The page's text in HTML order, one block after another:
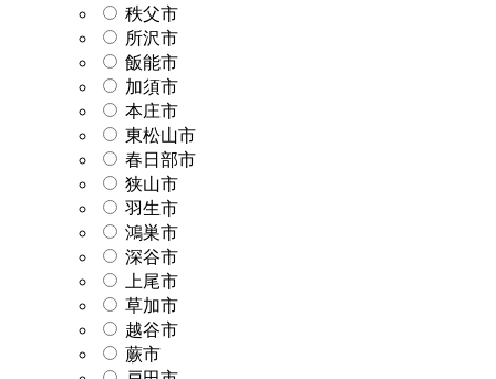
秩父市
所沢市
飯能市
加須市
本庄市
東松山市
春日部市
狭山市
羽生市
鴻巣市
深谷市
上尾市
草加市
越谷市
蕨市